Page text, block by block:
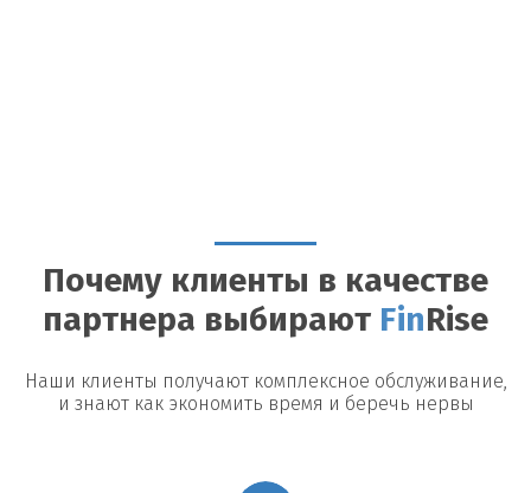
Почему клиенты в качестве
партнера выбирают Fin Rise
Наши клиенты получают комплексное обслуживание,
и знают как экономить время и беречь нервы